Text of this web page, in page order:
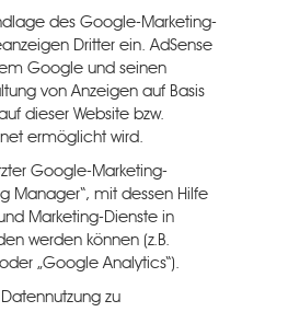
des Google-Marketing-
Dritter ein. AdSense
Google und seinen
von Anzeigen auf Basis
dieser Website bzw.
ermöglicht wird.
Google-Marketing-
Manager“, mit dessen Hilfe
Marketing-Dienste in
werden können (z.B.
„Google Analytics“).
zu